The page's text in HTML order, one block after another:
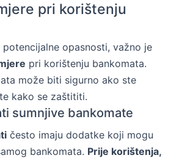
pri korištenju
opasnosti, važno je
pri korištenju bankomata.
može biti sigurno ako ste
kako se zaštititi.
sumnjive bankomate
često imaju dodatke koji mogu
bankomata. Prije korištenja,